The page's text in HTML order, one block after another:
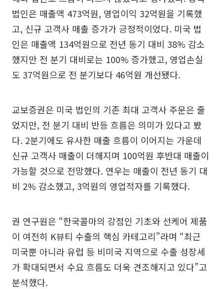
법인은 매출액 473억원, 영업이익 32억원을 기록했
고, 신규 고객사 매출 증가가 긍정적이었다. 미국 법
인은 매출액 134억원으로 전년 동기 대비 38% 감소
했지만 전 분기 대비로는 100% 증가했고, 영업손실
도 37억원으로 전 분기보다 46억원 개선됐다.
교보증권은 미국 법인의 기존 최대 고객사 주문은 줄
었지만, 전 분기 대비 반등 흐름은 의미가 있다고 봤
다. 2분기에도 유사한 매출 흐름이 이어지는 가운데
신규 고객사 매출이 더해지며 100억원 후반대 매출이
가능할 것으로 전망했다. 연우는 매출이 전년 동기 대
비 2% 감소했고, 3억원의 영업적자를 기록했다.
권 연구원은 “한국콜마의 강점인 기초와 선케어 제품
이 여전히 K뷰티 수출의 핵심 카테고리”라며 “최근
미국뿐 아니라 유럽 등 비미국 지역으로 수출 성장세
가 확대되면서 수요 흐름도 더욱 견조해지고 있다”고
분석했다.